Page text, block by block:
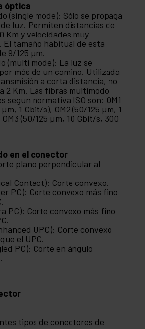
óptica
(single mode): Sólo se propaga
luz. Permiten distancias de
Km y velocidades muy
El tamaño habitual de esta
9/125 µm.
(multi mode): La luz se
más de un camino. Utilizada
a corta distancia, no
2 Km. Las fibras multimodo
segun normativa ISO son: OM1
1 Gbit/s), OM2 (50/125 µm, 1
(50/125 µm, 10 Gbit/s, 300
en el conector
plano perpendicular al
Contact): Corte convexo.
PC): Corte convexo más fino
PC): Corte convexo más fino
UPC): Corte convexo
el UPC.
PC): Corte en ángulo
tipos de conectores de